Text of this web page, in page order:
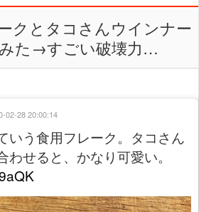
クとタコさんウインナー
た→すごい破壊力…
いう食用フレーク。タコさん
わせると、かなり可愛い。
02-28 20:00:14